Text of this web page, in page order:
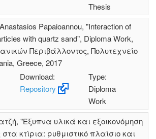
Thesis
Papaioannou, "Interaction of
with quartz sand", Diploma Work,
Περιβάλλοντος, Πολυτεχνείο
Greece, 2017
Download:
Repository
Type:
Diploma
Work
"Έξυπνα υλικά και εξοικονόμηση
κτίρια: ρυθμιστικό πλαίσιο και